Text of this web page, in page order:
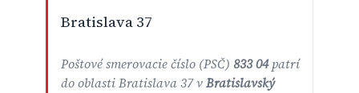
Bratislava 37
Poštové smerovacie číslo (PSČ) 833 04patrí
do oblasti Bratislava 37 vBratislavský